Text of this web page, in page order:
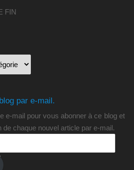
FIN
par e-mail.
e-mail pour vous abonner à ce blog et
de chaque nouvel article par e-mail.